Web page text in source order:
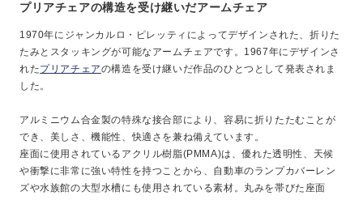
プリアチェアの構造を受け継いだアームチェア
1970年にジャンカルロ・ピレッティによってデザインされた、折りた
たみとスタッキングが可能なアームチェアです。1967年にデザインさ
れたプリアチェアの構造を受け継いだ作品のひとつとして発表されま
した。
アルミニウム合金製の特殊な接合部により、容易に折りたたむことが
でき、美しさ、機能性、快適さを兼ね備えています。
座面に使用されているアクリル樹脂(PMMA)は、優れた透明性、天候
や衝撃に非常に強い特性を持つことから、自動車のランプカバーレン
ズや水族館の大型水槽にも使用されている素材。丸みを帯びた座面